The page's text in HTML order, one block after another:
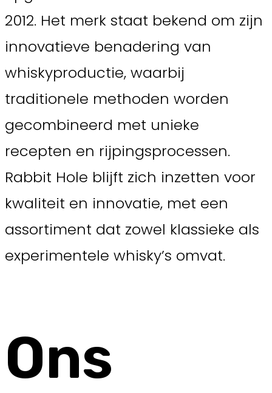
2012. Het merk staat bekend om zijn
innovatieve benadering van
whiskyproductie, waarbij
traditionele methoden worden
gecombineerd met unieke
recepten en rijpingsprocessen.
Rabbit Hole blijft zich inzetten voor
kwaliteit en innovatie, met een
assortiment dat zowel klassieke als
experimentele whisky’s omvat.
Ons